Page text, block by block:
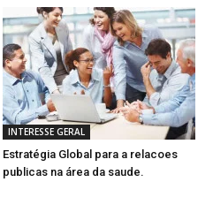
INTERESSE GERAL
Estratégia Global para a relacoes
publicas na área da saude.